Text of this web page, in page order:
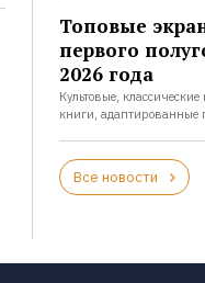
Топовые
первого
2026 года
Культовые,
книги, адаптированные
Все новости